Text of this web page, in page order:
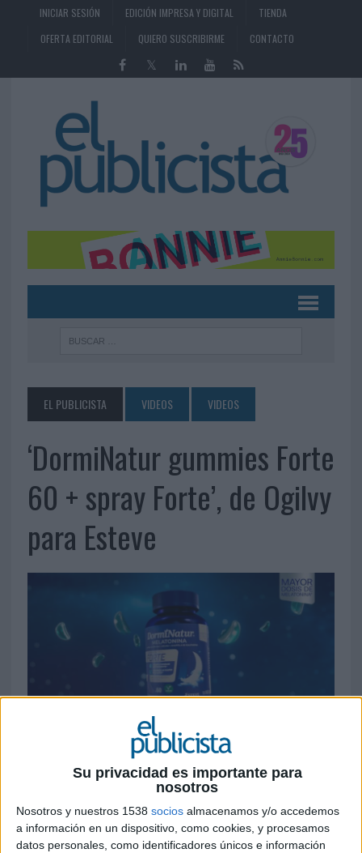
Su privacidad es importante para
nosotros
Nosotros y nuestros 1538 socios almacenamos y/o accedemos
a información en un dispositivo, como cookies, y procesamos
datos personales, como identificadores únicos e información
INICIAR SESIÓN EDICIÓN IMPRESA Y DIGITAL
TIENDA
OFERTA EDITORIAL
QUIERO SUSCRIBIRME CONTACTO
EL PUBLICISTA VIDEOS VIDEOS
‘DormiNatur gummies Forte
60 + spray Forte’, de Ogilvy
para Esteve
Cliente: Esteve